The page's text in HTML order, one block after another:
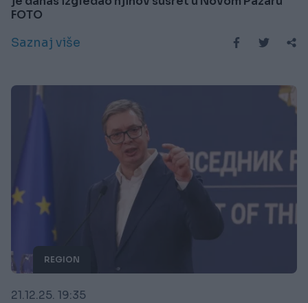
FOTO
Saznaj više
REGION
21.12.25. 19:35